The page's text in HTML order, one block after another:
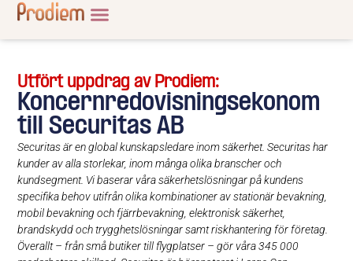
Utfört uppdrag av Prodiem:
Koncernredovisningsekonom
till Securitas AB
Securitas är en global kunskapsledare inom säkerhet. Securitas har
kunder av alla storlekar, inom många olika branscher och
kundsegment. Vi baserar våra säkerhetslösningar på kundens
specifika behov utifrån olika kombinationer av stationär bevakning,
mobil bevakning och fjärrbevakning, elektronisk säkerhet,
brandskydd och trygghetslösningar samt riskhantering för företag.
Överallt – från små butiker till flygplatser – gör våra 345 000